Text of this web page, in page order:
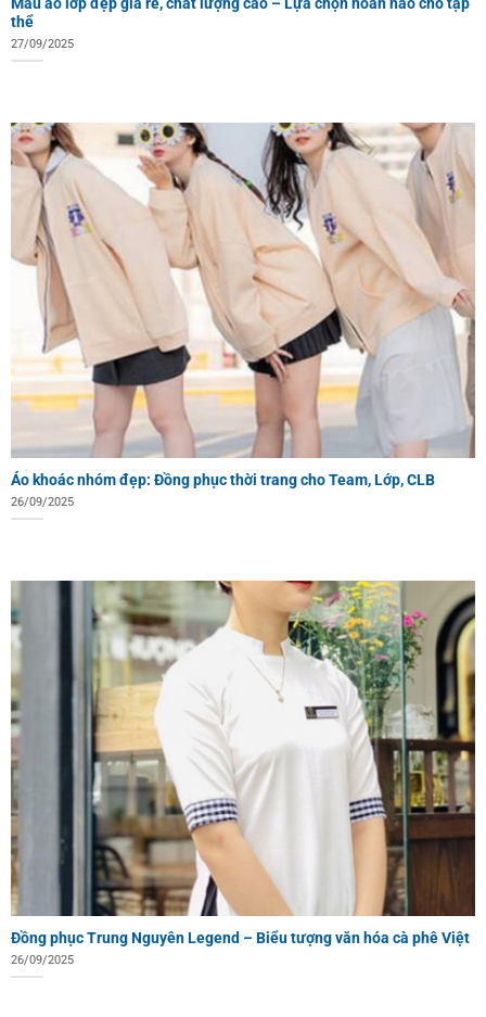
thể
27/09/2025
Áo khoác nhóm đẹp: Đồng phục thời trang cho Team, Lớp, CLB
26/09/2025
Đồng phục Trung Nguyên Legend – Biểu tượng văn hóa cà phê Việt
26/09/2025